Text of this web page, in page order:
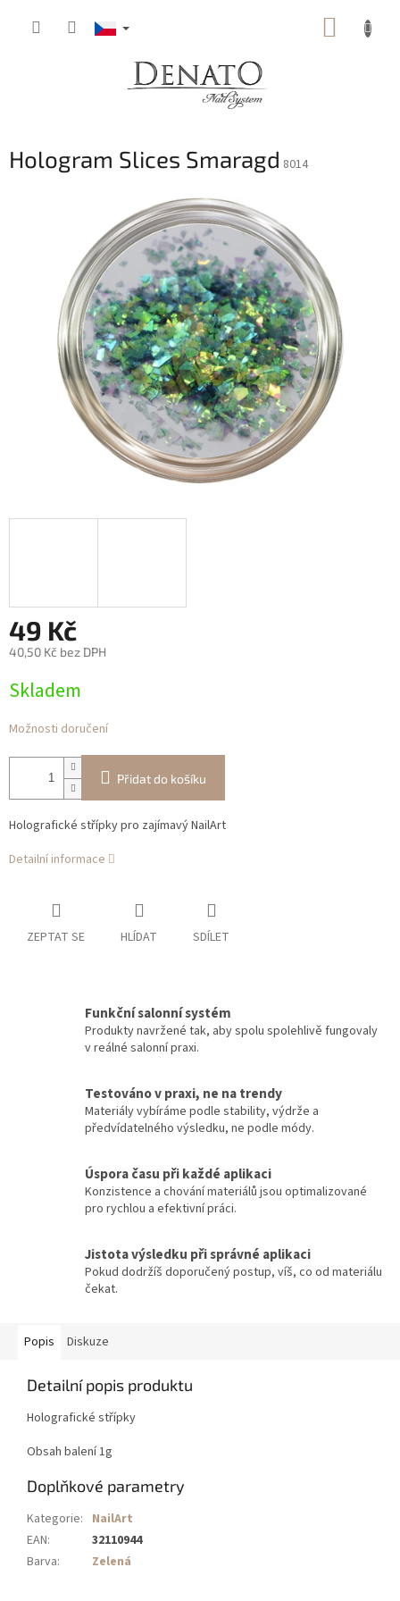
Hologram Slices Smaragd 8014
49 Kč
40,50 Kč bez DPH
cena:
Skladem
Možnosti doručení
Přidat do košíku
Holografické střípky pro zajímavý NailArt
Detailní informace
ZEPTAT SE HLÍDAT SDÍLET
Funkční salonní systém
Produkty navržené tak, aby spolu spolehlivě fungovaly
v reálné salonní praxi.
Testováno v praxi, ne na trendy
Materiály vybíráme podle stability, výdrže a
předvídatelného výsledku, ne podle módy.
Úspora času při každé aplikaci
Konzistence a chování materiálů jsou optimalizované
pro rychlou a efektivní práci.
Jistota výsledku při správné aplikaci
Pokud dodržíš doporučený postup, víš, co od materiálu
čekat.
Popis Diskuze
Detailní popis produktu
Holografické střípky
Obsah balení 1g
Doplňkové parametry
Kategorie: NailArt
EAN:
32110944
Barva: Zelená